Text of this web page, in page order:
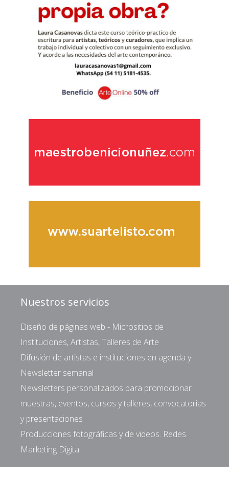
Nuestros servicios
Diseño de páginas web - Micrositios de
Instituciones, Artistas, Talleres de Arte
Difusión de artistas e instituciones en agenda y
Newsletter semanal
Newsletters personalizados para promocionar
muestras, eventos, cursos y talleres, convocatorias
y presentaciones
Producciones fotográficas y de videos. Redes.
Marketing Digital